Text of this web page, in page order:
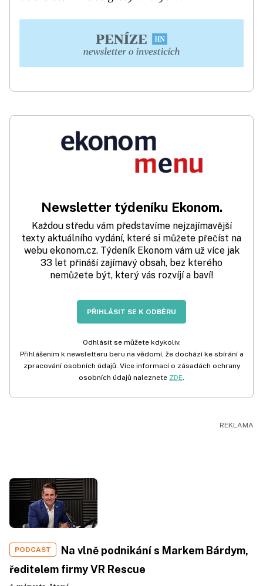
Newsletter týdeníku Ekonom.
Každou středu vám představíme nejzajímavější
texty aktuálního vydání, které si můžete přečíst na
webu ekonom.cz. Týdeník Ekonom vám už více jak
33 let přináší zajímavý obsah, bez kterého
nemůžete být, který vás rozvíjí a baví!
PŘIHLÁSIT SE K ODBĚRU
Odhlásit se můžete kdykoliv.
Přihlášením k newsletteru beru na vědomí, že dochází ke sbírání a
zpracování osobních údajů. Více informací o zásadách ochrany
osobních údajů naleznete ZDE.
PODCAST
Na vlně podnikání s Markem Bárdym,
ředitelem firmy VR Rescue